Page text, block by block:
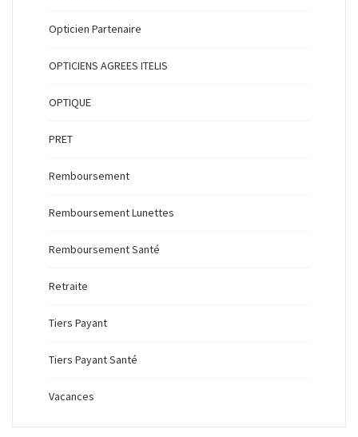
Opticien Partenaire
OPTICIENS AGREES ITELIS
OPTIQUE
PRET
Remboursement
Remboursement Lunettes
Remboursement Santé
Retraite
Tiers Payant
Tiers Payant Santé
Vacances